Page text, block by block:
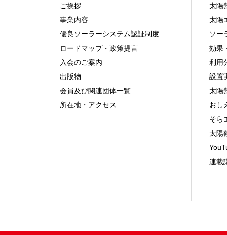
ご挨拶
事業内容
優良ソーラーシステム認証制度
ロードマップ・政策提言
入会のご案内
出版物
会員及び関連団体一覧
所在地・アクセス
太陽
太陽
ソー
効果
利用
設置
太陽
おし
そら
太陽
連載